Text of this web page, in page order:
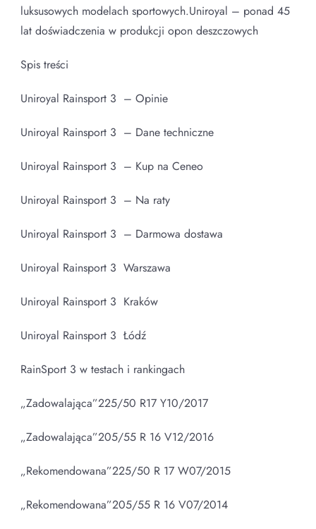
luksusowych modelach sportowych.Uniroyal – ponad 45
lat doświadczenia w produkcji opon deszczowych
Spis treści
Uniroyal Rainsport 3 – Opinie
Uniroyal Rainsport 3 – Dane techniczne
Uniroyal Rainsport 3 – Kup na Ceneo
Uniroyal Rainsport 3 – Na raty
Uniroyal Rainsport 3 – Darmowa dostawa
Uniroyal Rainsport 3 Warszawa
Uniroyal Rainsport 3 Kraków
Uniroyal Rainsport 3 Łódź
RainSport 3 w testach i rankingach
„Zadowalająca”225/50 R17 Y10/2017
„Zadowalająca”205/55 R 16 V12/2016
„Rekomendowana”225/50 R 17 W07/2015
„Rekomendowana”205/55 R 16 V07/2014